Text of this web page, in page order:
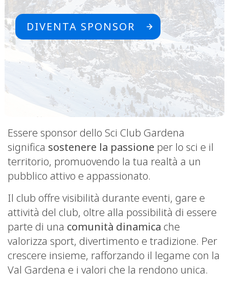
DIVENTA SPONSOR
Essere sponsor dello Sci Club Gardena
significa sostenere la passione per lo sci e il
territorio, promuovendo la tua realtà a un
pubblico attivo e appassionato.
Il club offre visibilità durante eventi, gare e
attività del club, oltre alla possibilità di essere
parte di una comunità dinamica che
valorizza sport, divertimento e tradizione. Per
crescere insieme, rafforzando il legame con la
Val Gardena e i valori che la rendono unica.